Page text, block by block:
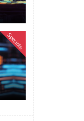
Speciale